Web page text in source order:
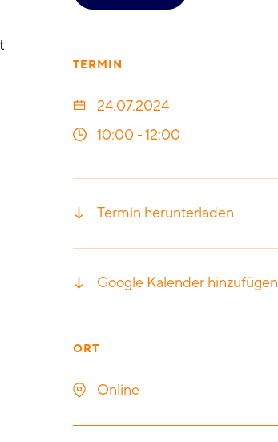
TERMIN
24.07.2024
10:00 -12:00
Termin herunterladen
Google Kalender hinzufügen
ORT
Online